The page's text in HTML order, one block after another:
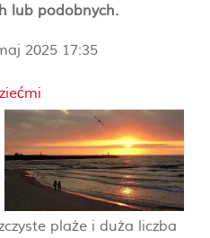
lub podobnych.
2025 17:35
plaże i duża liczba